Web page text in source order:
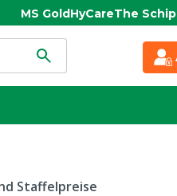
MS GoldHyCareThe
Staffelpreise